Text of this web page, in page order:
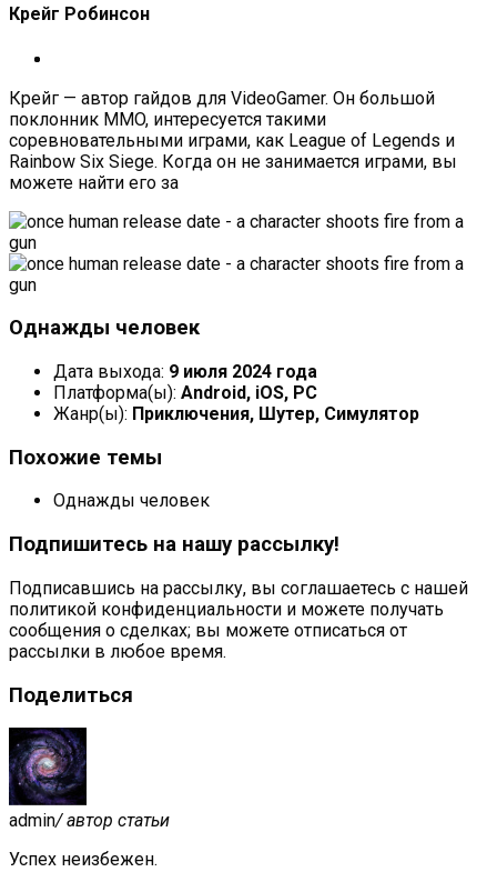
Крейг Робинсон
Крейг — автор гайдов для VideoGamer. Он большой
поклонник MMO, интересуется такими
соревновательными играми, как League of Legends и
Rainbow Six Siege. Когда он не занимается играми, вы
можете найти его за
Однажды человек
Дата выхода: 9 июля 2024 года
Платформа(ы): Android, iOS, PC
Жанр(ы): Приключения, Шутер, Симулятор
Похожие темы
Однажды человек
Подпишитесь на нашу рассылку!
Подписавшись на рассылку, вы соглашаетесь с нашей
политикой конфиденциальности и можете получать
сообщения о сделках; вы можете отписаться от
рассылки в любое время.
Поделиться
admin/ автор статьи
Успех неизбежен.